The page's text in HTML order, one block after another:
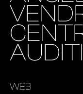
WEB